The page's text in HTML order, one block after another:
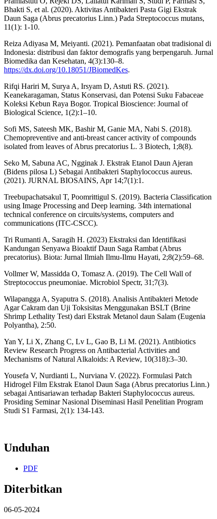
Bhakti S, et al. (2020). Aktivitas Antibakteri Pasta Gigi Ekstrak
Daun Saga (Abrus precatorius Linn.) Pada Streptococcus mutans,
11(1): 1-10.
Reiza Adiyasa M, Meiyanti. (2021). Pemanfaatan obat tradisional di
Indonesia: distribusi dan faktor demografis yang berpengaruh. Jurnal
Biomedika dan Kesehatan, 4(3):130–8.
https://dx.doi.org/10.18051/JBiomedKes.
Rifqi Hariri M, Surya A, Irsyam D, Astuti RS. (2021).
Keanekaragaman, Status Konservasi, dan Potensi Suku Fabaceae
Koleksi Kebun Raya Bogor. Tropical Bioscience: Journal of
Biological Science, 1(2):1–10.
Sofi MS, Sateesh MK, Bashir M, Ganie MA, Nabi S. (2018).
Chemopreventive and anti-breast cancer activity of compounds
isolated from leaves of Abrus precatorius L. 3 Biotech, 1;8(8).
Seko M, Sabuna AC, Ngginak J. Ekstrak Etanol Daun Ajeran
(Bidens pilosa L) Sebagai Antibakteri Staphylococcus aureus.
(2021). JURNAL BIOSAINS, Apr 14;7(1):1.
Treebupachatsakul T, Poomrittigul S. (2019). Bacteria Classification
using Image Processing and Deep learning. 34th international
technical conference on circuits/systems, computers and
communications (ITC-CSCC).
Tri Rumanti A, Saragih H. (2023) Ekstraksi dan Identifikasi
Kandungan Senyawa Bioaktif Daun Saga Rambat (Abrus
precatorius). Biota: Jurnal Ilmiah Ilmu-Ilmu Hayati, 2;8(2):59–68.
Vollmer W, Massidda O, Tomasz A. (2019). The Cell Wall of
Streptococcus pneumoniae. Microbiol Spectr, 31;7(3).
Wilapangga A, Syaputra S. (2018). Analisis Antibakteri Metode
Agar Cakram dan Uji Toksisitas Menggunakan BSLT (Brine
Shrimp Lethality Test) dari Ekstrak Metanol daun Salam (Eugenia
Polyantha), 2:50.
Yan Y, Li X, Zhang C, Lv L, Gao B, Li M. (2021). Antibiotics
Review Research Progress on Antibacterial Activities and
Mechanisms of Natural Alkaloids: A Review, 10(318):3–30.
Yousefa V, Nurdianti L, Nurviana V. (2022). Formulasi Patch
Hidrogel Film Ekstrak Etanol Daun Saga (Abrus precatorius Linn.)
sebagai Antisariawan terhadap Bakteri Staphylococcus aureus.
Prosiding Seminar Nasional Diseminasi Hasil Penelitian Program
Studi S1 Farmasi, 2(1): 134-143.
Unduhan
PDF
Diterbitkan
06-05-2024